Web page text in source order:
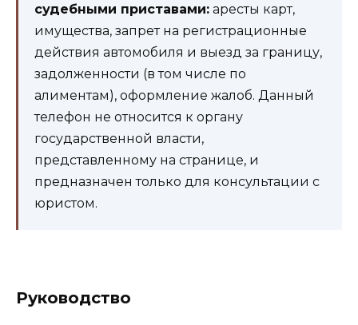
судебными приставами: аресты карт,
имущества, запрет на регистрационные
действия автомобиля и выезд за границу,
задолженности (в том числе по
алиментам), оформление жалоб. Данный
телефон не относится к органу
государственной власти,
представленному на странице, и
предназначен только для консультации с
юристом.
Руководство